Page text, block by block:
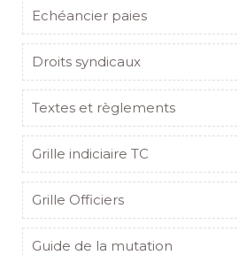
Echéancier paies
Droits syndicaux
Textes et règlements
Grille indiciaire TC
Grille Officiers
Guide de la mutation